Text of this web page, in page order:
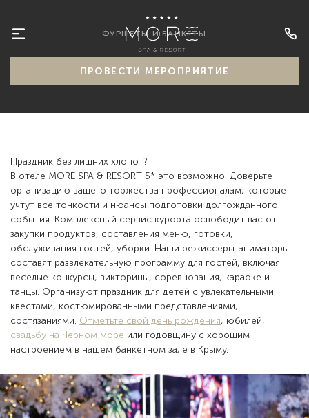
ФУРШЕТЫ И БАНКЕТЫ
ПРОВЕСТИ МЕРОПРИЯТИЕ
Праздник без лишних хлопот?
В отеле MORE SPA & RESORT 5* это возможно! Доверьте
организацию вашего торжества профессионалам, которые
учтут все тонкости и нюансы подготовки долгожданного
события. Комплексный сервис курорта освободит вас от
закупки продуктов, составления меню, готовки,
обслуживания гостей, уборки. Наши режиссеры-аниматоры
составят развлекательную программу для гостей, включая
веселые конкурсы, викторины, соревнования, караоке и
танцы. Организуют праздник для детей с увлекательными
квестами, костюмированными представлениями,
состязаниями. Отметьте свой день рождения, юбилей,
свадьбу на Черном море или годовщину с хорошим
настроением в нашем банкетном зале в Крыму.